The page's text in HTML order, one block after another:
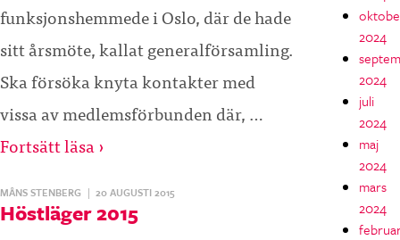
funksjonshemmede i Oslo, där de hade
sitt årsmöte, kallat generalförsamling.
Ska försöka knyta kontakter med
vissa av medlemsförbunden där, …
Fortsätt läsa ›
MÅNS STENBERG | 20 AUGUSTI 2015
Höstläger 2015
2024
2024
juli
2024
maj
2024
mars
2024